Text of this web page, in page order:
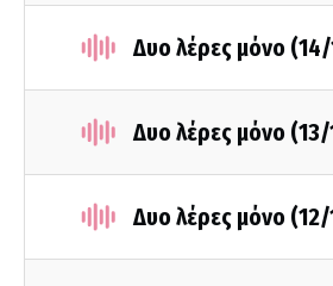
Δυο λέρες μόνο
Δυο λέρες μόνο
Δυο λέρες μόνο